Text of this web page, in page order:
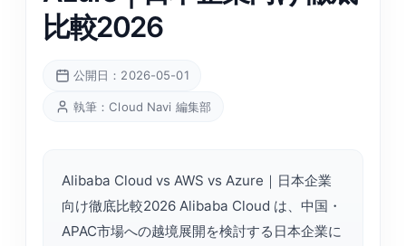
比較2026
公開日：2026-05-01
執筆：Cloud Navi 編集部
Alibaba Cloud vs AWS vs Azure｜日本企業
向け徹底比較2026 Alibaba Cloud は、中国・
APAC市場への越境展開を検討する日本企業に